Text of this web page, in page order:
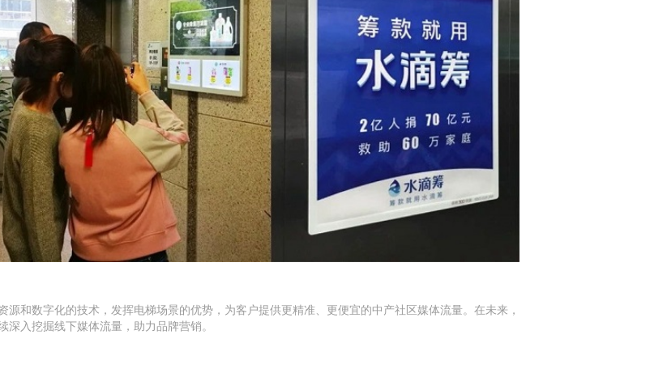
源和数字化的技术，发挥电梯场景的优势，为客户提供更精准、更便宜的中产社区媒体流量。在未来，
入挖掘线下媒体流量，助力品牌营销。